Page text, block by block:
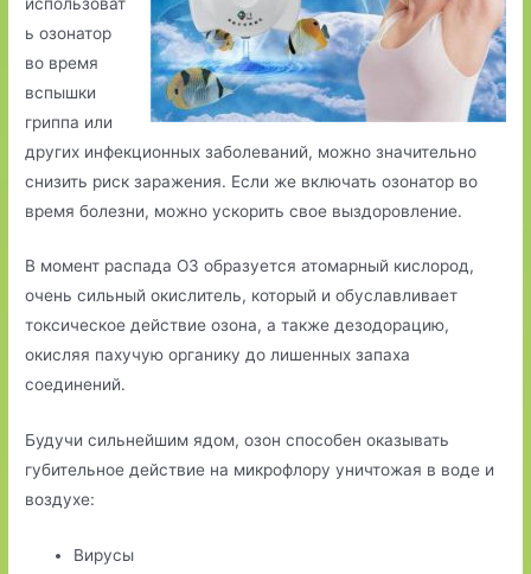
ь озонатор
во время
вспышки
гриппа или
других инфекционных заболеваний, можно значительно
снизить риск заражения. Если же включать озонатор во
время болезни, можно ускорить свое выздоровление.
В момент распада О3 образуется атомарный кислород,
очень сильный окислитель, который и обуславливает
токсическое действие озона, а также дезодорацию,
окисляя пахучую органику до лишенных запаха
соединений.
Будучи сильнейшим ядом, озон способен оказывать
губительное действие на микрофлору уничтожая в воде и
воздухе:
Вирусы